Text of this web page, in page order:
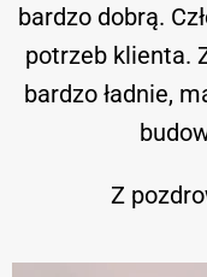
bardzo dobrą.
potrzeb klienta.
bardzo ładnie,
Z